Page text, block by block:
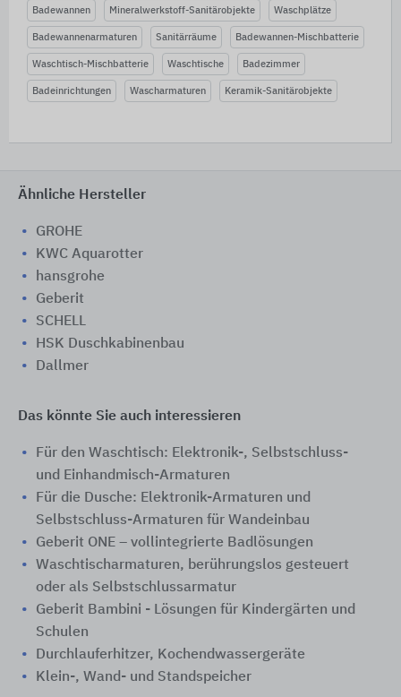
Badewannen Mineralwerkstoff-Sanitärobjekte Waschplätze
Badewannenarmaturen Sanitärräume Badewannen-Mischbatterie
Waschtisch-Mischbatterie Waschtische Badezimmer
Badeinrichtungen Wascharmaturen Keramik-Sanitärobjekte
Ähnliche Hersteller
GROHE
KWC Aquarotter
hansgrohe
Geberit
SCHELL
HSK Duschkabinenbau
Dallmer
Das könnte Sie auch interessieren
Für den Waschtisch: Elektronik-, Selbstschluss-
und Einhandmisch-Armaturen
Für die Dusche: Elektronik-Armaturen und
Selbstschluss-Armaturen für Wandeinbau
Geberit ONE – vollintegrierte Badlösungen
Waschtischarmaturen, berührungslos gesteuert
oder als Selbstschlussarmatur
Geberit Bambini - Lösungen für Kindergärten und
Schulen
Durchlauferhitzer, Kochendwassergeräte
Klein-, Wand- und Standspeicher